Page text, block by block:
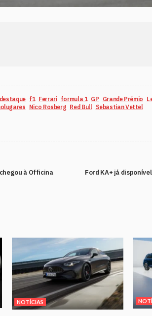
destaque f1 Ferrari formula 1 GP Grande Prémio
Nico Rosberg Red Bull Sebastian Vettel
à Officina
Ford KA+ já
NOTÍCIAS